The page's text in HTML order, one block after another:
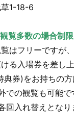
1-18-6
覧多数の場合制限
はフリーですが
る入場券を差し
券)をお持ちの
での観覧も可能
回入れ替えとな